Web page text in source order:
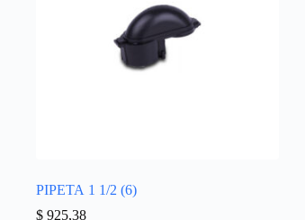
PIPETA 1 1/2 (6)
$ 925,38